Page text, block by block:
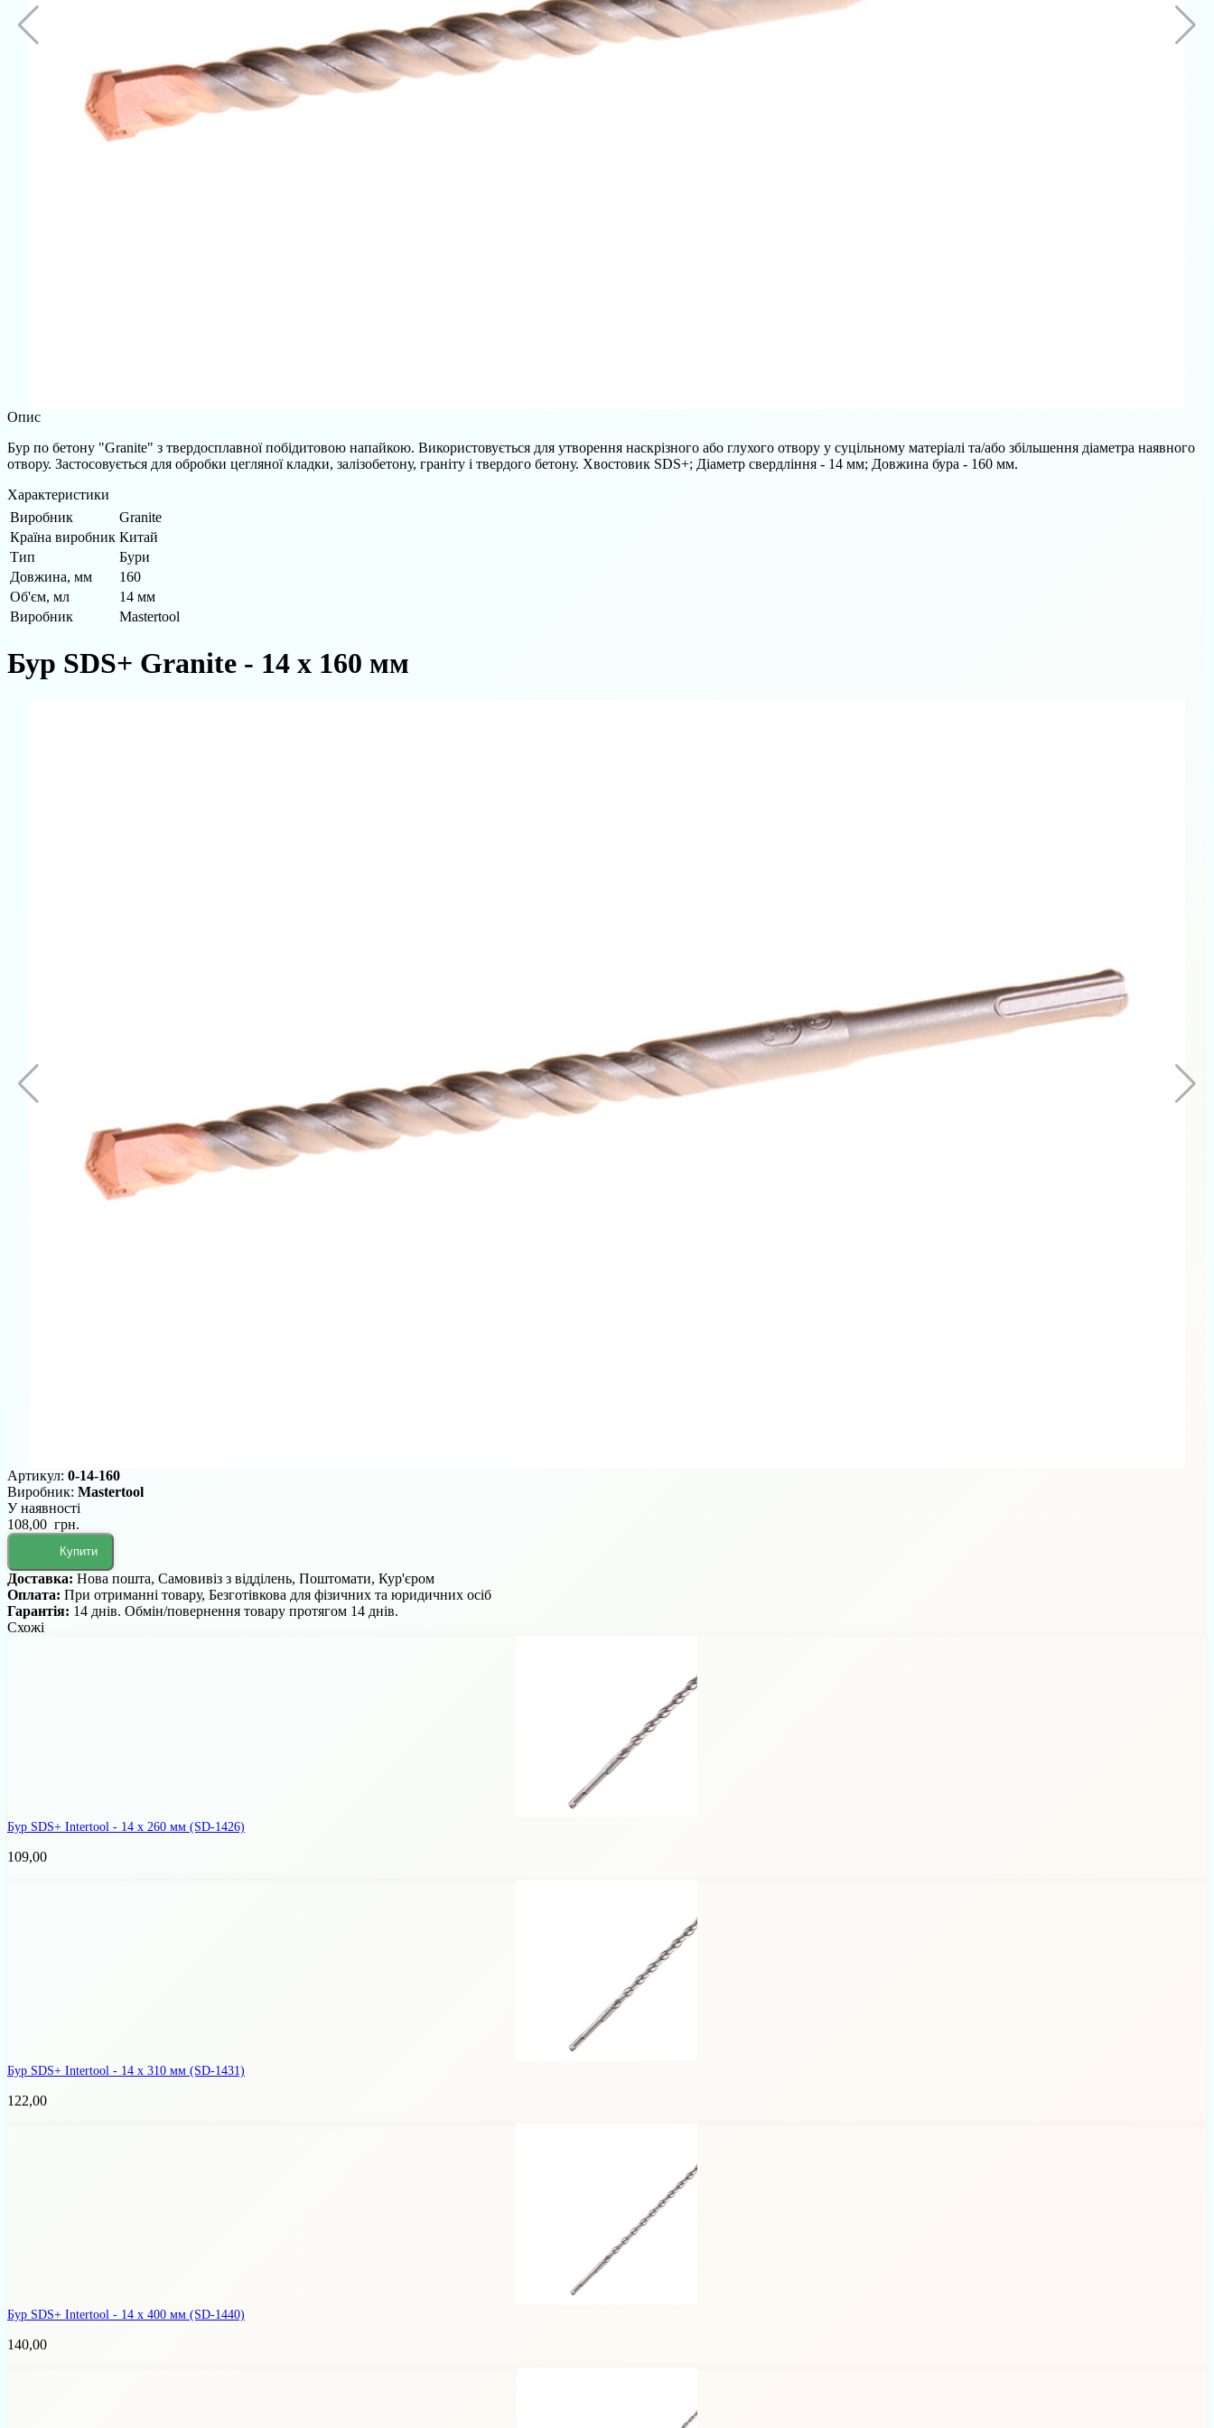
Опис
Бур по бетону "Granite" з твердосплавної побідитовою напайкою. Використовується для утворення наскрізного або глухого отвору у суцільному матеріалі та/або збільшення діаметра наявного
отвору. Застосовується для обробки цегляної кладки, залізобетону, граніту і твердого бетону. Хвостовик SDS+; Діаметр свердління - 14 мм; Довжина бура - 160 мм.
Характеристики
Виробник
Granite
Країна виробник Китай
Тип
Бури
Довжина, мм
160
Об'єм, мл
14 мм
Виробник
Mastertool
Бур SDS+ Granite - 14 х 160 мм
Артикул: 0-14-160
Виробник: Mastertool
У наявності
108,00 грн.
Купити
Доставка: Нова пошта, Самовивіз з відділень, Поштомати, Кур'єром
Оплата: При отриманні товару, Безготівкова для фізичних та юридичних осіб
Гарантія: 14 днів. Обмін/повернення товару протягом 14 днів.
Схожі
Бур SDS+ Intertool - 14 х 260 мм (SD-1426)
109,00
Бур SDS+ Intertool - 14 х 310 мм (SD-1431)
122,00
Бур SDS+ Intertool - 14 х 400 мм (SD-1440)
140,00